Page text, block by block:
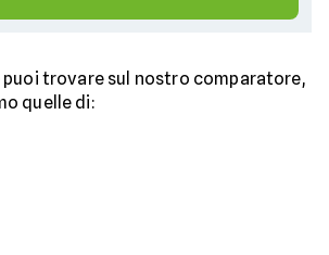
trovare sul nostro comparatore,
quelle di: